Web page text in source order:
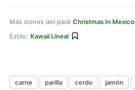
Más iconos del pack Christmas In Mexico
Estilo: Kawaii Lineal
carne parilla cerdo jamón